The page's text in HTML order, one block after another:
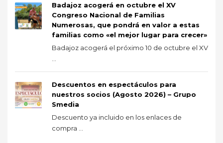
Badajoz acogerá en octubre el XV
Congreso Nacional de Familias
Numerosas, que pondrá en valor a estas
familias como «el mejor lugar para crecer»
Badajoz acogerá el próximo 10 de octubre el XV
Descuentos en espectáculos para
nuestros socios (Agosto 2026) – Grupo
Smedia
Descuento ya incluido en los enlaces de
compra ...